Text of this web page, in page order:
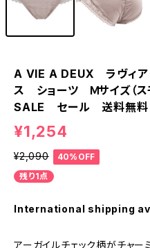
A VIE A DEUX ラヴィア
ス ショーツ Ｍサイズ（
SALE セール 送料無料
¥1,254
¥2,090
40%OFF
残り1点
International shipping
アーガイルチェック柄がチャー